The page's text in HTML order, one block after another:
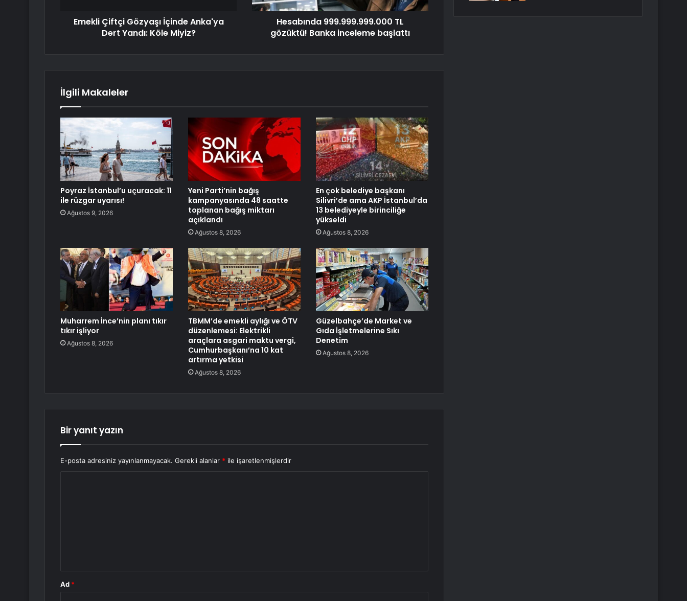
Emekli Çiftçi Gözyaşı İçinde Anka'ya
Dert Yandı: Köle Miyiz?
Hesabında 999.999.999.000 TL
gözüktü! Banka inceleme başlattı
İlgili Makaleler
Poyraz İstanbul’u uçuracak: 11
ile rüzgar uyarısı!
Ağustos 9, 2026
Yeni Parti’nin bağış
kampanyasında 48 saatte
toplanan bağış miktarı
açıklandı
Ağustos 8, 2026
En çok belediye başkanı
Silivri’de ama AKP İstanbul’da
13 belediyeyle birinciliğe
yükseldi
Ağustos 8, 2026
Muharrem İnce’nin planı tıkır
tıkır işliyor
Ağustos 8, 2026
TBMM’de emekli aylığı ve ÖTV
düzenlemesi: Elektrikli
araçlara asgari maktu vergi,
Cumhurbaşkanı’na 10 kat
artırma yetkisi
Ağustos 8, 2026
Güzelbahçe’de Market ve
Gıda İşletmelerine Sıkı
Denetim
Ağustos 8, 2026
Bir yanıt yazın
E-posta adresiniz yayınlanmayacak. Gerekli alanlar * ile işaretlenmişlerdir
Ad *